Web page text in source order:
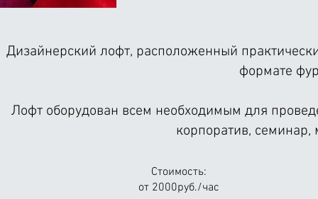
Дизайнерский лофт, расположенный
формате
Лофт оборудован всем необходимым для
корпоратив, семинар,
Стоимость:
от 2000руб./час